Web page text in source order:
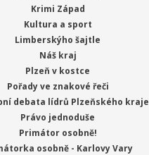
Krimi Západ
Kultura a sport
Limberskýho šajtle
Náš kraj
Plzeň v kostce
Pořady ve znakové řeči
debata lídrů Plzeňského kraje
Právo jednoduše
Primátor osobně!
osobně - Karlovy Vary